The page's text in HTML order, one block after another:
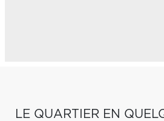
LE QUARTIER EN